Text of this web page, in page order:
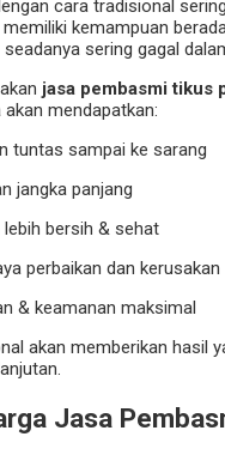
cara tradisional
kemampuan
sering gagal
jasa pembasmi tikus
akan mendapatkan:
tuntas sampai ke sarang
jangka panjang
lebih bersih & sehat
perbaikan dan kerusakan
& keamanan maksimal
akan memberikan hasil
Jasa